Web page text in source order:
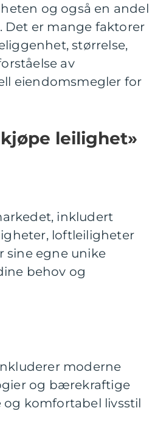
og også en andel
Det er mange faktorer
størrelse,
av
eiendomsmegler for
leilighet»
inkludert
loftleiligheter
sine egne unike
behov og
moderne
og bærekraftige
komfortabel livsstil